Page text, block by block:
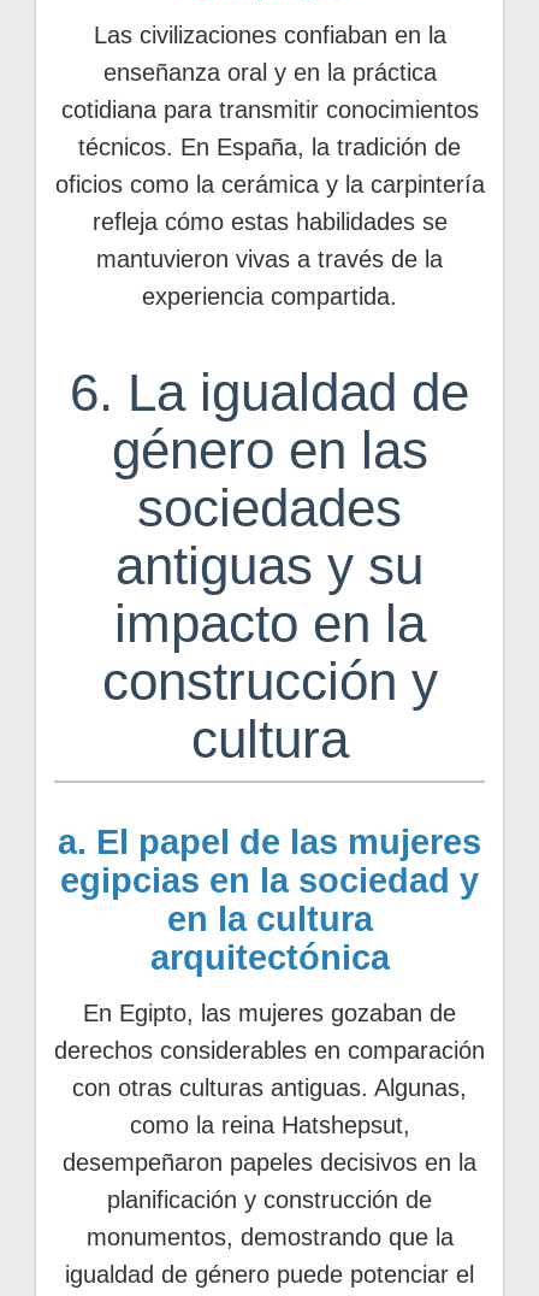
Las civilizaciones confiaban en la
enseñanza oral y en la práctica
cotidiana para transmitir conocimientos
técnicos. En España, la tradición de
oficios como la cerámica y la carpintería
refleja cómo estas habilidades se
mantuvieron vivas a través de la
experiencia compartida.
6. La igualdad de
género en las
sociedades
antiguas y su
impacto en la
construcción y
cultura
a. El papel de las mujeres
egipcias en la sociedad y
en la cultura
arquitectónica
En Egipto, las mujeres gozaban de
derechos considerables en comparación
con otras culturas antiguas. Algunas,
como la reina Hatshepsut,
desempeñaron papeles decisivos en la
planificación y construcción de
monumentos, demostrando que la
igualdad de género puede potenciar el